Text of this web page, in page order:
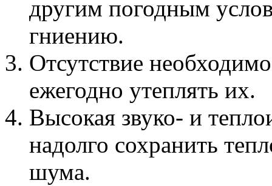
другим погодным
гниению.
Отсутствие
ежегодно утеплять их.
Высокая звуко- и
надолго сохранить
шума.